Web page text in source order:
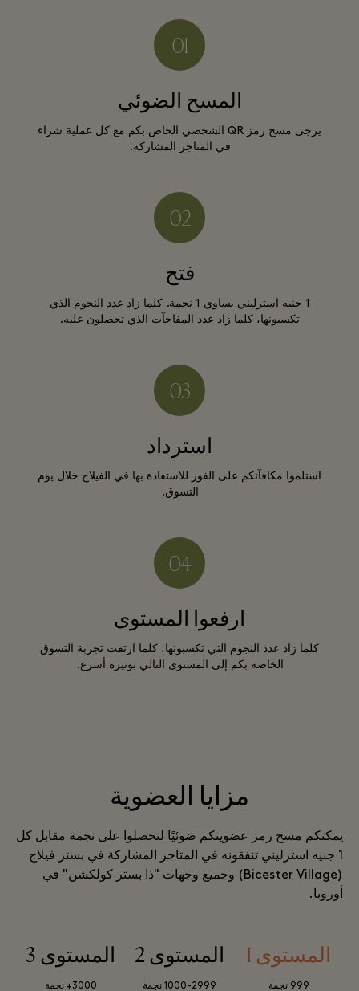
المسح الضوئي
يرجى مسح رمز QR الشخصي الخاص بكم مع كل عملية شراء
في المتاجر المشاركة.
فتح
1 جنيه استرليني يساوي 1 نجمة. كلما زاد عدد النجوم الذي
تكسبونها، كلما زاد عدد المفاجآت الذي تحصلون عليه.
استرداد
استلموا مكافآتكم على الفور للاستفادة بها في الفيلاج خلال يوم
التسوق.
ارفعوا المستوى
كلما زاد عدد النجوم التي تكسبونها، كلما ارتقت تجربة التسوق
الخاصة بكم إلى المستوى التالي بوتيرة أسرع.
مزايا العضوية
يمكنكم مسح رمز عضويتكم ضوئيًا لتحصلوا على نجمة مقابل كل
1 جنيه استرليني تنفقونه في المتاجر المشاركة في بستر فيلاج
(Bicester Village) وجميع وجهات "ذا بستر كولكشن" في
أوروبا.
المستوى 1
999 نجمة
المستوى 2
1000-2999 نجمة
المستوى 3
‍3000+ نجمة